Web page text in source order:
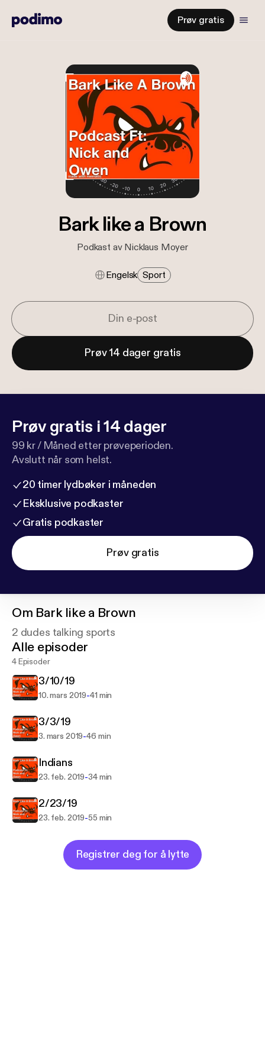
Prøv gratis
Bark like a Brown
Podkast av Nicklaus Moyer
Engelsk Sport
Prøv 14 dager gratis
Prøv gratis i 14 dager
99 kr / Måned etter prøveperioden.
Avslutt når som helst.
20 timer lydbøker i måneden
Eksklusive podkaster
Gratis podkaster
Prøv gratis
Om Bark like a Brown
2 dudes talking sports
Alle episoder
4 Episoder
3/10/19
10. mars 2019-41 min
3/3/19
3. mars 2019-46 min
Indians
23. feb. 2019-34 min
2/23/19
23. feb. 2019-55 min
Registrer deg for å lytte